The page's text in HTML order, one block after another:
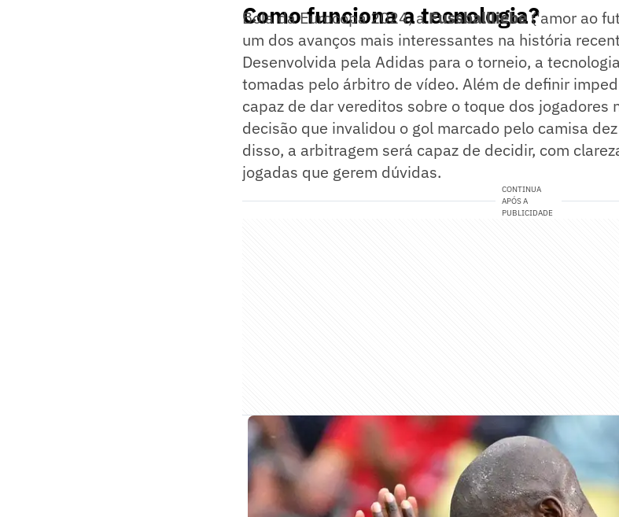
Como funciona a tecnologia?
Bola da Eurocopa 2024, aFussballliebe('amor ao
um dos avanços mais interessantes na história
Desenvolvida pela Adidas para o torneio, a
tomadas pelo árbitro de vídeo. Além de definir
capaz de dar vereditos sobre o toque dos jogadores
decisão que invalidou o gol marcado pelo camisa
disso, a arbitragem será capaz de decidir, com
jogadas que gerem dúvidas.
CONTINUA
APÓS A
PUBLICIDADE